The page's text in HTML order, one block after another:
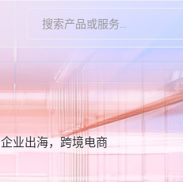
白
业出海，跨境电商
业出海，跨境电商